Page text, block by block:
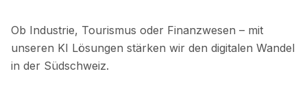
Ob Industrie, Tourismus oder Finanzwesen – mit
unseren KI Lösungen stärken wir den digitalen Wandel
in der Südschweiz.